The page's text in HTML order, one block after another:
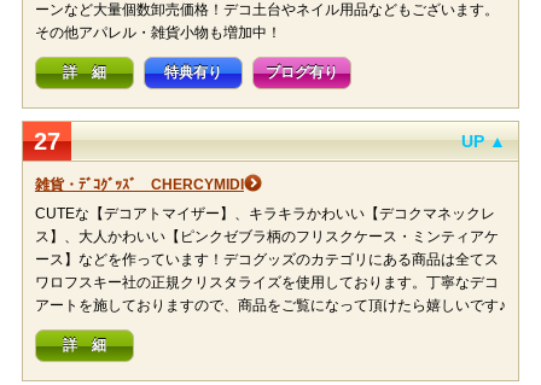
ーンなど大量個数卸売価格！デコ土台やネイル用品などもございます。
その他アパレル・雑貨小物も増加中！
詳 細 特典有り ブログ有り
27 UP ▲
雑貨・ﾃﾞｺｸﾞｯｽﾞ CHERCYMIDI
CUTEな【デコアトマイザー】、キラキラかわいい【デコクマネックレ
ス】、大人かわいい【ピンクゼブラ柄のフリスクケース・ミンティアケ
ース】などを作っています！デコグッズのカテゴリにある商品は全てス
ワロフスキー社の正規クリスタライズを使用しております。丁寧なデコ
アートを施しておりますので、商品をご覧になって頂けたら嬉しいです♪
詳 細